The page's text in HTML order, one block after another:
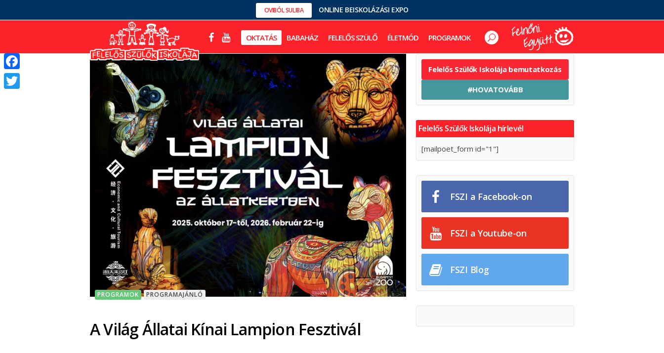
OVIBÓL SULIBA ONLINE BEISKOLÁZÁSI EXPO
OKTATÁS BABAHÁZ FELELŐS SZÜLŐ ÉLETMÓD PROGRAMOK
PROGRAMOK PROGRAMAJÁNLÓ
A Világ Állatai Kínai Lampion Fesztivál
Felelős Szülők Iskolája bemutatkozás
#HOVATOVÁBB
Felelős Szülők Iskolája hírlevél
[mailpoet_form id="1"]
FSZI a Facebook-on
FSZI a Youtube-on
FSZI Blog
Facebook